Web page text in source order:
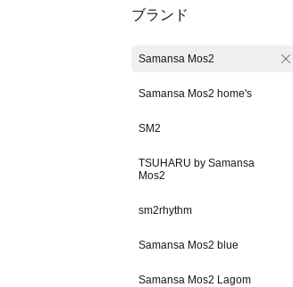
ブランド
Samansa Mos2
Samansa Mos2 home's
SM2
TSUHARU by Samansa
Mos2
sm2rhythm
Samansa Mos2 blue
Samansa Mos2 Lagom